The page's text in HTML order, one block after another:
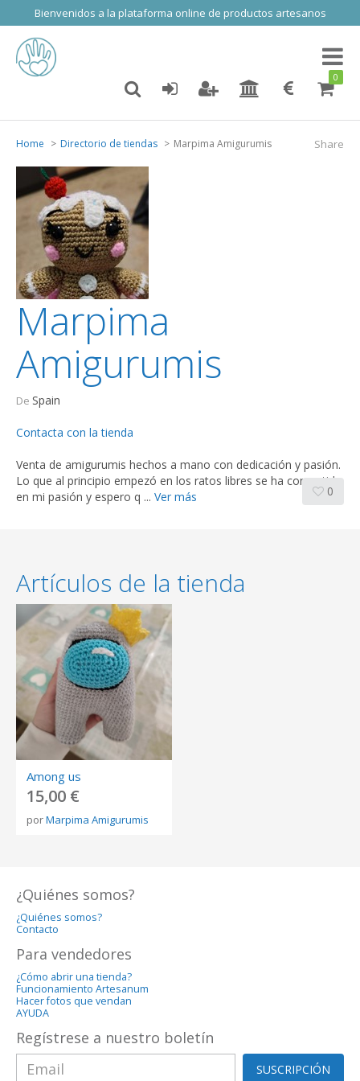
Bienvenidos a la plataforma online de productos artesanos
Toggle
0
Share
Home Directorio de tiendas Marpima Amigurumis
Marpima
Amigurumis
De Spain
Contacta con la tienda
Venta de amigurumis hechos a mano con dedicación y pasión.
Lo que al principio empezó en los ratos libres se ha convertido
en mi pasión y espero q ... Ver más 0
Artículos de la tienda
Among us
15,00 €
porMarpima Amigurumis
¿Quiénes somos?
¿Quiénes somos?
Contacto
Para vendedores
¿Cómo abrir una tienda?
Funcionamiento Artesanum
Hacer fotos que vendan
AYUDA
Regístrese a nuestro boletín
SUSCRIPCIÓN